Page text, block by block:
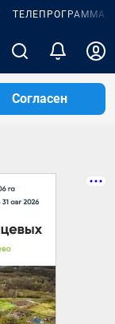
ТЕЛЕПРОГРАММА
Согласен